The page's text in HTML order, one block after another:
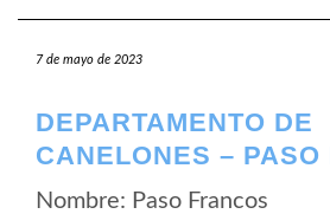
7 de mayo de 2023
DEPARTAMENTO DE
CANELONES – PASO
Nombre: Paso Francos